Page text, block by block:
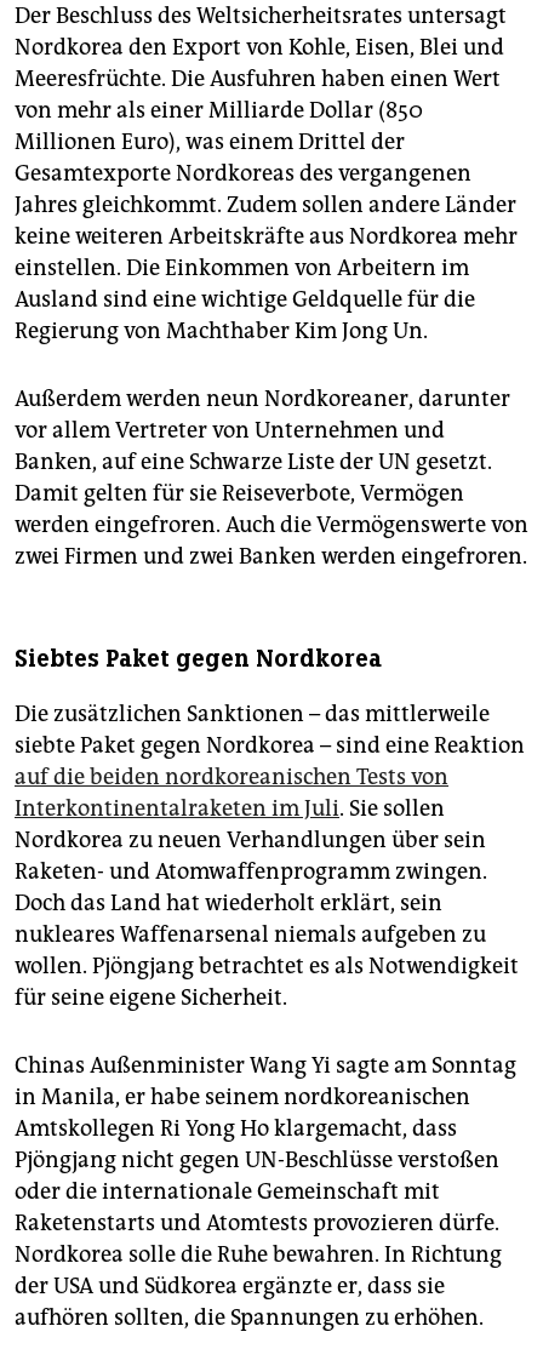
Der Beschluss des Weltsicherheitsrates untersagt
Nordkorea den Export von Kohle, Eisen, Blei und
Meeresfrüchte. Die Ausfuhren haben einen Wert
von mehr als einer Milliarde Dollar (850
Millionen Euro), was einem Drittel der
Gesamtexporte Nordkoreas des vergangenen
Jahres gleichkommt. Zudem sollen andere Länder
keine weiteren Arbeitskräfte aus Nordkorea mehr
einstellen. Die Einkommen von Arbeitern im
Ausland sind eine wichtige Geldquelle für die
Regierung von Machthaber Kim Jong Un.
Außerdem werden neun Nordkoreaner, darunter
vor allem Vertreter von Unternehmen und
Banken, auf eine Schwarze Liste der UN gesetzt.
Damit gelten für sie Reiseverbote, Vermögen
werden eingefroren. Auch die Vermögenswerte von
zwei Firmen und zwei Banken werden eingefroren.
Siebtes Paket gegen Nordkorea
Die zusätzlichen Sanktionen – das mittlerweile
siebte Paket gegen Nordkorea – sind eine Reaktion
auf die beiden nordkoreanischen Tests von
Interkontinentalraketen im Juli. Sie sollen
Nordkorea zu neuen Verhandlungen über sein
Raketen- und Atomwaffenprogramm zwingen.
Doch das Land hat wiederholt erklärt, sein
nukleares Waffenarsenal niemals aufgeben zu
wollen. Pjöngjang betrachtet es als Notwendigkeit
für seine eigene Sicherheit.
Chinas Außenminister Wang Yi sagte am Sonntag
in Manila, er habe seinem nordkoreanischen
Amtskollegen Ri Yong Ho klargemacht, dass
Pjöngjang nicht gegen UN-Beschlüsse verstoßen
oder die internationale Gemeinschaft mit
Raketenstarts und Atomtests provozieren dürfe.
Nordkorea solle die Ruhe bewahren. In Richtung
der USA und Südkorea ergänzte er, dass sie
aufhören sollten, die Spannungen zu erhöhen.